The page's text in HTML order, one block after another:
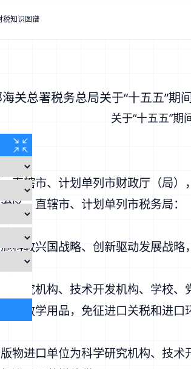
税知识图谱
关总署税务总局关于“十五五”
关于“十五五”
直辖市、计划单列市财政厅（局
区、直辖市、计划单列市税务局：
兴国战略、创新驱动发展战略
究机构、技术开发机构、学校、
和教学用品，免征进口关税和进口
进口单位为科学研究机构、技术